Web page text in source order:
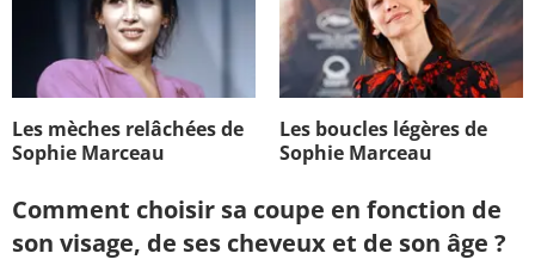
Les mèches relâchées de
Sophie Marceau
Les boucles légères de
Sophie Marceau
Comment choisir sa coupe en fonction de
son visage, de ses cheveux et de son âge ?